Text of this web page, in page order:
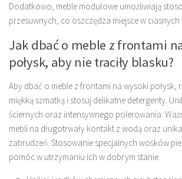
Dodatkowo, meble modułowe umożliwiają
przesuwnych, co oszczędza miejsce w
Jak dbać o meble z frontami
połysk, aby nie traciły blasku?
Aby dbać o meble z frontami na wysoki połysk,
miękką szmatką i stosuj delikatne detergenty.
ściernych oraz intensywnego polerowania.
mebli na długotrwały kontakt z wodą oraz
zabrudzeń. Stosowanie specjalnych wosków
pomóc w utrzymaniu ich w dobrym stanie.